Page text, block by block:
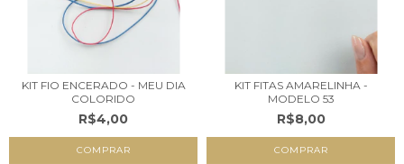
KIT FIO ENCERADO - MEU DIA
COLORIDO
R$4,00
KIT FITAS AMARELINHA -
MODELO 53
R$8,00